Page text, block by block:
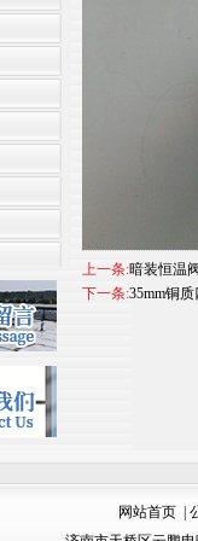
上一条:暗装恒温
下一条:35mm铜
网站首页